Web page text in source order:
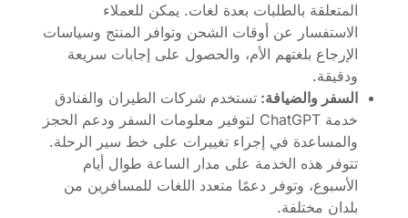
المتعلقة بالطلبات بعدة لغات. يمكن للعملاء
الاستفسار عن أوقات الشحن وتوافر المنتج وسياسات
الإرجاع بلغتهم الأم، والحصول على إجابات سريعة
ودقيقة.
السفر والضيافة: تستخدم شركات الطيران والفنادق
خدمة ChatGPT لتوفير معلومات السفر ودعم الحجز
والمساعدة في إجراء تغييرات على خط سير الرحلة.
تتوفر هذه الخدمة على مدار الساعة طوال أيام
الأسبوع، وتوفر دعمًا متعدد اللغات للمسافرين من
بلدان مختلفة.